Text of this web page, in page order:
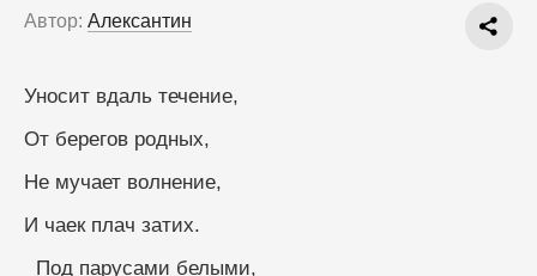
Автор: Алексантин
Уносит вдаль течение,
От берегов родных,
Не мучает волнение,
И чаек плач затих.
  Под парусами белыми,